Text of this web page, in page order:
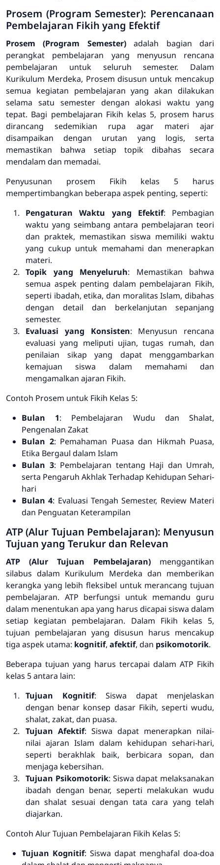
Prosem (Program Semester): Perencanaan
Pembelajaran Fikih yang Efektif
Prosem (Program Semester)adalah bagian dari
perangkat pembelajaran yang menyusun rencana
pembelajaran untuk seluruh semester. Dalam
Kurikulum Merdeka, Prosem disusun untuk mencakup
semua kegiatan pembelajaran yang akan dilakukan
selama satu semester dengan alokasi waktu yang
tepat. Bagi pembelajaran Fikih kelas 5, prosem harus
dirancang sedemikian rupa agar materi ajar
disampaikan dengan urutan yang logis, serta
memastikan bahwa setiap topik dibahas secara
mendalam dan memadai.
Penyusunan prosem Fikih kelas 5 harus
mempertimbangkan beberapa aspek penting, seperti:
Pengaturan Waktu yang Efektif: Pembagian
waktu yang seimbang antara pembelajaran teori
dan praktek, memastikan siswa memiliki waktu
yang cukup untuk memahami dan menerapkan
materi.
Topik yang Menyeluruh: Memastikan bahwa
semua aspek penting dalam pembelajaran Fikih,
seperti ibadah, etika, dan moralitas Islam, dibahas
dengan detail dan berkelanjutan sepanjang
semester.
Evaluasi yang Konsisten: Menyusun rencana
evaluasi yang meliputi ujian, tugas rumah, dan
penilaian sikap yang dapat menggambarkan
kemajuan siswa dalam memahami dan
mengamalkan ajaran Fikih.
Contoh Prosem untuk Fikih Kelas 5:
Bulan 1: Pembelajaran Wudu dan Shalat,
Pengenalan Zakat
Bulan 2: Pemahaman Puasa dan Hikmah Puasa,
Etika Bergaul dalam Islam
Bulan 3: Pembelajaran tentang Haji dan Umrah,
serta Pengaruh Akhlak Terhadap Kehidupan Sehari-
hari
Bulan 4: Evaluasi Tengah Semester, Review Materi
dan Penguatan Keterampilan
ATP (Alur Tujuan Pembelajaran): Menyusun
Tujuan yang Terukur dan Relevan
ATP (Alur Tujuan Pembelajaran) menggantikan
silabus dalam Kurikulum Merdeka dan memberikan
kerangka yang lebih fleksibel untuk merancang tujuan
pembelajaran. ATP berfungsi untuk memandu guru
dalam menentukan apa yang harus dicapai siswa dalam
setiap kegiatan pembelajaran. Dalam Fikih kelas 5,
tujuan pembelajaran yang disusun harus mencakup
tiga aspek utama: kognitif, afektif, dan psikomotorik.
Beberapa tujuan yang harus tercapai dalam ATP Fikih
kelas 5 antara lain:
Tujuan Kognitif: Siswa dapat menjelaskan
dengan benar konsep dasar Fikih, seperti wudu,
shalat, zakat, dan puasa.
Tujuan Afektif: Siswa dapat menerapkan nilai-
nilai ajaran Islam dalam kehidupan sehari-hari,
seperti berakhlak baik, berbicara sopan, dan
menjaga kebersihan.
Tujuan Psikomotorik: Siswa dapat melaksanakan
ibadah dengan benar, seperti melakukan wudu
dan shalat sesuai dengan tata cara yang telah
diajarkan.
Contoh Alur Tujuan Pembelajaran Fikih Kelas 5:
Tujuan Kognitif: Siswa dapat menghafal doa-doa